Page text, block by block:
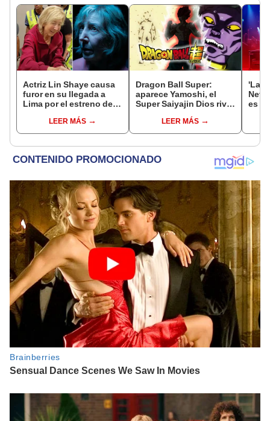
Actriz Lin Shaye causa
furor en su llegada a
Lima por el estreno de
LEER MÁS
Dragon Ball Super:
aparece Yamoshi, el
Super Saiyajin Dios rival
LEER MÁS
'La
es